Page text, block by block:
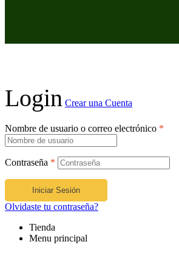
Login Crear una Cuenta
Nombre de usuario o correo electrónico *
Contraseña *
Iniciar Sesión
Olvidaste tu contraseña?
Tienda
Menu principal